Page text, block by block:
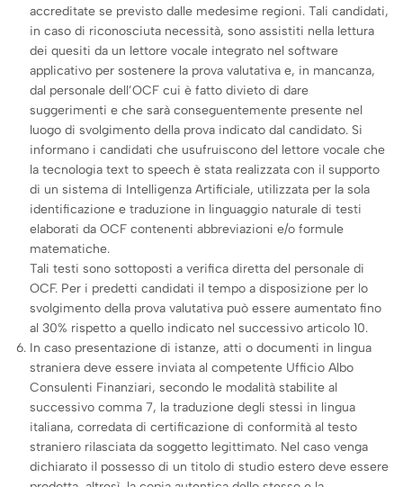
accreditate se previsto dalle medesime regioni. Tali candidati,
in caso di riconosciuta necessità, sono assistiti nella lettura
dei quesiti da un lettore vocale integrato nel software
applicativo per sostenere la prova valutativa e, in mancanza,
dal personale dell’OCF cui è fatto divieto di dare
suggerimenti e che sarà conseguentemente presente nel
luogo di svolgimento della prova indicato dal candidato. Si
informano i candidati che usufruiscono del lettore vocale che
la tecnologia text to speech è stata realizzata con il supporto
di un sistema di Intelligenza Artificiale, utilizzata per la sola
identificazione e traduzione in linguaggio naturale di testi
elaborati da OCF contenenti abbreviazioni e/o formule
matematiche.
Tali testi sono sottoposti a verifica diretta del personale di
OCF. Per i predetti candidati il tempo a disposizione per lo
svolgimento della prova valutativa può essere aumentato fino
al 30% rispetto a quello indicato nel successivo articolo 10.
In caso presentazione di istanze, atti o documenti in lingua
straniera deve essere inviata al competente Ufficio Albo
Consulenti Finanziari, secondo le modalità stabilite al
successivo comma 7, la traduzione degli stessi in lingua
italiana, corredata di certificazione di conformità al testo
straniero rilasciata da soggetto legittimato. Nel caso venga
dichiarato il possesso di un titolo di studio estero deve essere